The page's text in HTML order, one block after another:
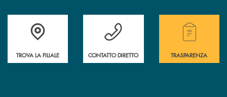
Accedi all' elenco completo delle filiali.
TROVA LA FILIALE
Hai bisogno di assistenza immediata?
CONTATTO DIRETTO
Hai bisogno di
TRASPARENZA